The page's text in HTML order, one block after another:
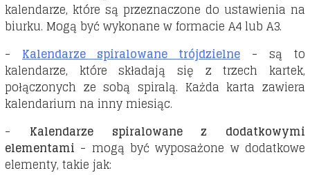
kalendarze, które są przeznaczone do ustawienia na
biurku. Mogą być wykonane w formacie A4 lub A3.
- Kalendarze spiralowane trójdzielne - są to
kalendarze, które składają się z trzech kartek,
połączonych ze sobą spiralą. Każda karta zawiera
kalendarium na inny miesiąc.
- Kalendarze spiralowane z dodatkowymi
elementami - mogą być wyposażone w dodatkowe
elementy, takie jak: